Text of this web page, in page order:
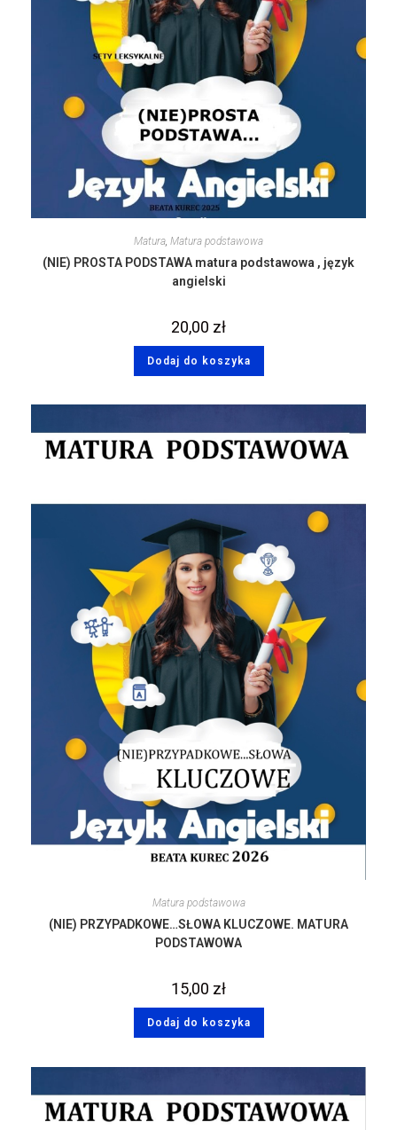
Matura, Matura podstawowa
(NIE) PROSTA PODSTAWA matura podstawowa , język
angielski
20,00 zł
Dodaj do koszyka
Matura podstawowa
(NIE) PRZYPADKOWE…SŁOWA KLUCZOWE. MATURA
PODSTAWOWA
15,00 zł
Dodaj do koszyka